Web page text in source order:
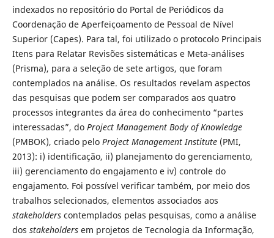
indexados no repositório do Portal de Periódicos da
Coordenação de Aperfeiçoamento de Pessoal de Nível
Superior (Capes). Para tal, foi utilizado o protocolo Principais
Itens para Relatar Revisões sistemáticas e Meta-análises
(Prisma), para a seleção de sete artigos, que foram
contemplados na análise. Os resultados revelam aspectos
das pesquisas que podem ser comparados aos quatro
processos integrantes da área do conhecimento “partes
interessadas”, do Project Management Body of Knowledge
(PMBOK), criado pelo Project Management Institute(PMI,
2013): i) identificação, ii) planejamento do gerenciamento,
iii) gerenciamento do engajamento e iv) controle do
engajamento. Foi possível verificar também, por meio dos
trabalhos selecionados, elementos associados aos
stakeholderscontemplados pelas pesquisas, como a análise
dos stakeholdersem projetos de Tecnologia da Informação,